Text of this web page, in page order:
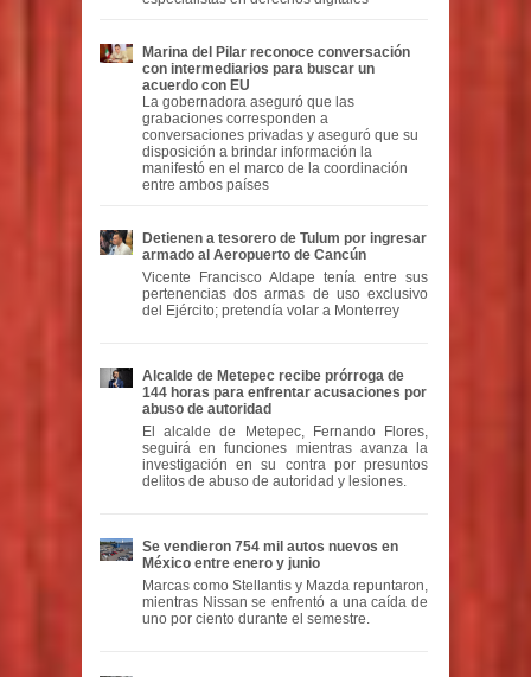
Marina del Pilar reconoce conversación
con intermediarios para buscar un
acuerdo con EU
La gobernadora aseguró que las
grabaciones corresponden a
conversaciones privadas y aseguró que su
disposición a brindar información la
manifestó en el marco de la coordinación
entre ambos países
Detienen a tesorero de Tulum por ingresar
armado al Aeropuerto de Cancún
Vicente Francisco Aldape tenía entre sus
pertenencias dos armas de uso exclusivo
del Ejército; pretendía volar a Monterrey
Alcalde de Metepec recibe prórroga de
144 horas para enfrentar acusaciones por
abuso de autoridad
El alcalde de Metepec, Fernando Flores,
seguirá en funciones mientras avanza la
investigación en su contra por presuntos
delitos de abuso de autoridad y lesiones.
Se vendieron 754 mil autos nuevos en
México entre enero y junio
Marcas como Stellantis y Mazda repuntaron,
mientras Nissan se enfrentó a una caída de
uno por ciento durante el semestre.